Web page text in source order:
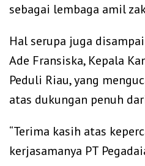
sebagai lembaga amil
Hal serupa juga
Ade Fransiska, Kepala
Peduli Riau, yang
atas dukungan penuh
“Terima kasih atas
kerjasamanya PT